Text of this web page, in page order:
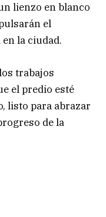
lienzo en blanco
el
la ciudad.
trabajos
el predio esté
listo para abrazar
de la